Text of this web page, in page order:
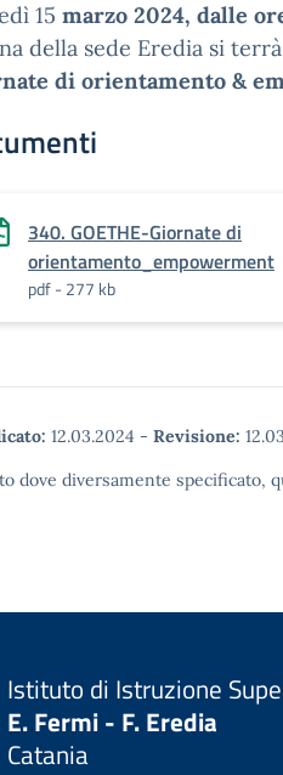
15 marzo 2024, dalle
della sede Eredia si
di orientamento &
340. GOETHE-Giornate di
orientamento_empowerment
pdf - 277 kb
12.03.2024 - Revisione:
dove diversamente specificato,
Istituto di Istruzione
E. Fermi - F. Eredia
Catania